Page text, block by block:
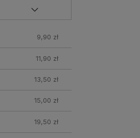
9,90 zł
11,90 zł
13,50 zł
15,00 zł
19,50 zł